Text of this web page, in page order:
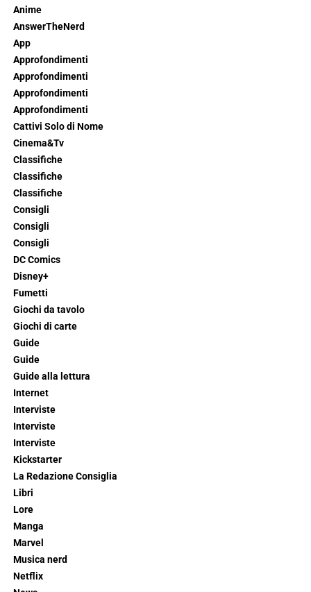
Anime
AnswerTheNerd
App
Approfondimenti
Approfondimenti
Approfondimenti
Approfondimenti
Cattivi Solo di Nome
Cinema&Tv
Classifiche
Classifiche
Classifiche
Consigli
Consigli
Consigli
DC Comics
Disney+
Fumetti
Giochi da tavolo
Giochi di carte
Guide
Guide
Guide alla lettura
Internet
Interviste
Interviste
Interviste
Kickstarter
La Redazione Consiglia
Libri
Lore
Manga
Marvel
Musica nerd
Netflix